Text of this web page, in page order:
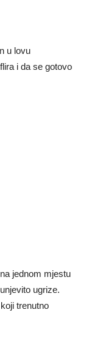
u lovu
i da se gotovo
jednom mjestu
ugrize.
trenutno